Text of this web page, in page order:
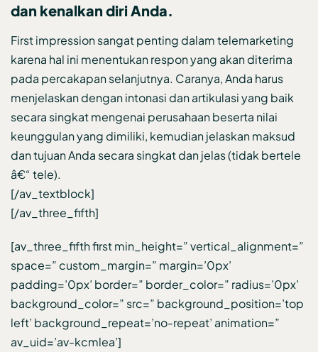
dan kenalkan diri Anda.
First impression sangat penting dalam telemarketing
karena hal ini menentukan respon yang akan diterima
pada percakapan selanjutnya. Caranya, Anda harus
menjelaskan dengan intonasi dan artikulasi yang baik
secara singkat mengenai perusahaan beserta nilai
keunggulan yang dimiliki, kemudian jelaskan maksud
dan tujuan Anda secara singkat dan jelas (tidak bertele
â€“ tele).
[/av_textblock]
[/av_three_fifth]
[av_three_fifth first min_height=” vertical_alignment=”
space=” custom_margin=” margin=’0px’
padding=’0px’ border=” border_color=” radius=’0px’
background_color=” src=” background_position=’top
left’ background_repeat=’no-repeat’ animation=”
av_uid=’av-kcmlea’]